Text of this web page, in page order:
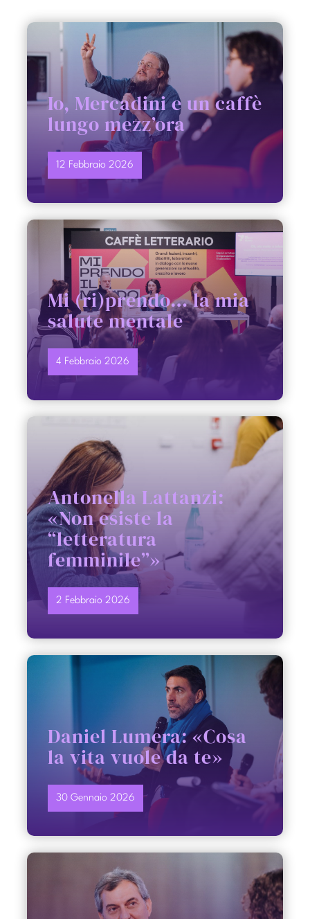
CONTATTI
Io, Mercadini e un caffè
lungo mezz’ora
12 Febbraio 2026
Mi (ri)prendo… la mia
salute mentale
4 Febbraio 2026
Antonella Lattanzi:
«Non esiste la
“letteratura
femminile”»
2 Febbraio 2026
Daniel Lumera: «Cosa
la vita vuole da te»
30 Gennaio 2026